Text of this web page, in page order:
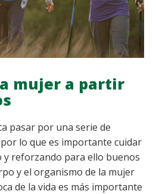
mujer a partir
pasar por una serie de
lo que es importante cuidar
y reforzando para ello buenos
y el organismo de la mujer
de la vida es más importante